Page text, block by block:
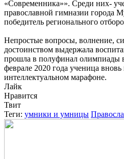
«Современника»». Среди них-
православной гимназии города
победитель регионального
Непростые вопросы, волнение,
достоинством выдержала
прошла в полуфинал олимпиады в
феврале 2020 года ученица вновь
интеллектуальном марафоне.
Лайк
Нравится
Твит
Теги: умники и умницы